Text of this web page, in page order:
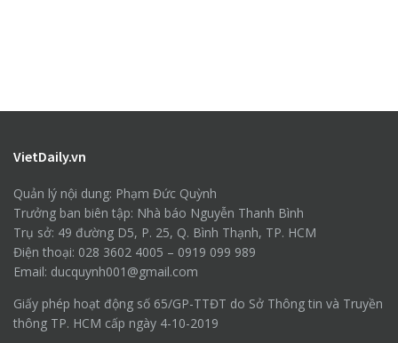
VietDaily.vn
Quản lý nội dung: Phạm Đức Quỳnh
Trưởng ban biên tập: Nhà báo Nguyễn Thanh Bình
Trụ sở: 49 đường D5, P. 25, Q. Bình Thạnh, TP. HCM
Điện thoại: 028 3602 4005 – 0919 099 989
Email: ducquynh001@gmail.com
Giấy phép hoạt động số 65/GP-TTĐT do Sở Thông tin và Truyền
thông TP. HCM cấp ngày 4-10-2019